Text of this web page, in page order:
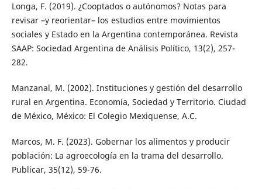
Longa, F. (2019). ¿Cooptados o autónomos? Notas para
revisar –y reorientar– los estudios entre movimientos
sociales y Estado en la Argentina contemporánea. Revista
SAAP: Sociedad Argentina de Análisis Político, 13(2), 257-
282.
Manzanal, M. (2002). Instituciones y gestión del desarrollo
rural en Argentina. Economía, Sociedad y Territorio. Ciudad
de México, México: El Colegio Mexiquense, A.C.
Marcos, M. F. (2023). Gobernar los alimentos y producir
población: La agroecología en la trama del desarrollo.
Publicar, 35(12), 59-76.